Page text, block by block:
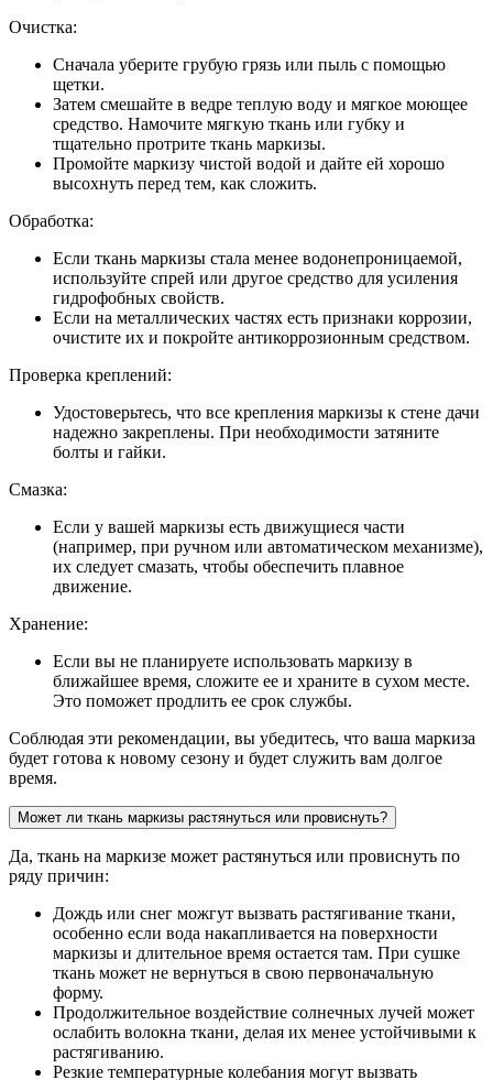
Очистка:
Сначала уберите грубую грязь или пыль с помощью
щетки.
Затем смешайте в ведре теплую воду и мягкое моющее
средство. Намочите мягкую ткань или губку и
тщательно протрите ткань маркизы.
Промойте маркизу чистой водой и дайте ей хорошо
высохнуть перед тем, как сложить.
Обработка:
Если ткань маркизы стала менее водонепроницаемой,
используйте спрей или другое средство для усиления
гидрофобных свойств.
Если на металлических частях есть признаки коррозии,
очистите их и покройте антикоррозионным средством.
Проверка креплений:
Удостоверьтесь, что все крепления маркизы к стене дачи
надежно закреплены. При необходимости затяните
болты и гайки.
Смазка:
Если у вашей маркизы есть движущиеся части
(например, при ручном или автоматическом механизме),
их следует смазать, чтобы обеспечить плавное
движение.
Хранение:
Если вы не планируете использовать маркизу в
ближайшее время, сложите ее и храните в сухом месте.
Это поможет продлить ее срок службы.
Соблюдая эти рекомендации, вы убедитесь, что ваша маркиза
будет готова к новому сезону и будет служить вам долгое
время.
Может ли ткань маркизы растянуться или провиснуть?
Да, ткань на маркизе может растянуться или провиснуть по
ряду причин:
Дождь или снег можгут вызвать растягивание ткани,
особенно если вода накапливается на поверхности
маркизы и длительное время остается там. При сушке
ткань может не вернуться в свою первоначальную
форму.
Продолжительное воздействие солнечных лучей может
ослабить волокна ткани, делая их менее устойчивыми к
растягиванию.
Резкие температурные колебания могут вызвать